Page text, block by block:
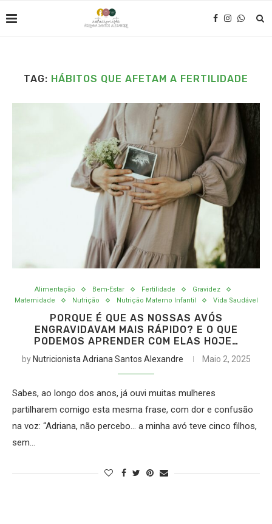
TAG: HÁBITOS QUE AFETAM A FERTILIDADE
Alimentação Bem-Estar Fertilidade
Gravidez
Maternidade
Nutrição Nutrição Materno Infantil Vida Saudável
PORQUE É QUE AS NOSSAS AVÓS
ENGRAVIDAVAM MAIS RÁPIDO? E O QUE
PODEMOS APRENDER COM ELAS HOJE…
by Nutricionista Adriana Santos Alexandre Maio 2, 2025
Sabes, ao longo dos anos, já ouvi muitas mulheres
partilharem comigo esta mesma frase, com dor e confusão
na voz: “Adriana, não percebo… a minha avó teve cinco filhos,
sem…